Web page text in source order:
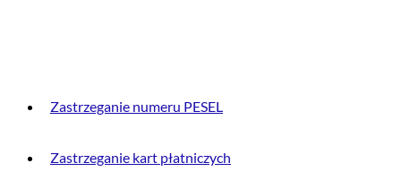
Zastrzeganie numeru PESEL
Zastrzeganie kart płatniczych